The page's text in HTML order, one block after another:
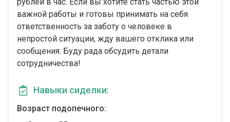
важной работы и готовы принимать на себя
ответственность за заботу о человеке в
непростой ситуации, жду вашего отклика или
сообщения. Буду рада обсудить детали
сотрудничества!
Навыки сиделки:
Возраст подопечного: